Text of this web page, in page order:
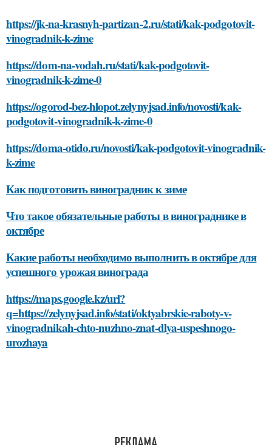
https://jk-na-krasnyh-partizan-2.ru/stati/kak-podgotovit-
vinogradnik-k-zime
https://dom-na-vodah.ru/stati/kak-podgotovit-
vinogradnik-k-zime-0
https://ogorod-bez-hlopot.zelynyjsad.info/novosti/kak-
podgotovit-vinogradnik-k-zime-0
https://doma-otido.ru/novosti/kak-podgotovit-vinogradnik-
k-zime
Как подготовить виноградник к зиме
Что такое обязательные работы в винограднике в
октябре
Какие работы необходимо выполнить в октябре для
успешного урожая винограда
https://maps.google.kz/url?
q=https://zelynyjsad.info/stati/oktyabrskie-raboty-v-
vinogradnikah-chto-nuzhno-znat-dlya-uspeshnogo-
urozhaya